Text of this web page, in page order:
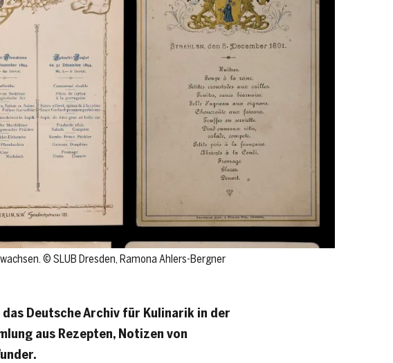
© SLUB Dresden, Ramona Ahlers-Bergner
Deutsche Archiv für Kulinarik in der
aus Rezepten, Notizen von